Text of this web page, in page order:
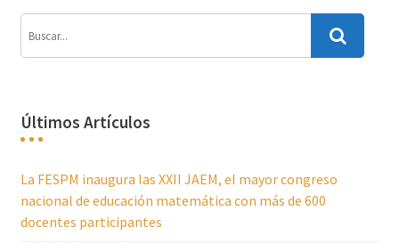
Últimos Artículos
La FESPM inaugura las XXII JAEM, el mayor congreso
nacional de educación matemática con más de 600
docentes participantes